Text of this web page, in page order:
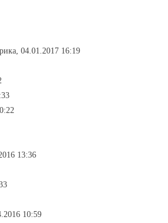
04.01.2017 16:19
13:36
10:59